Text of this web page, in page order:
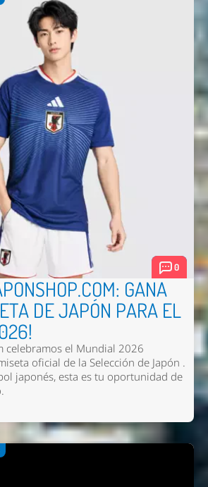
0
GANA
DE JAPÓN PARA EL
celebramos el Mundial 2026
oficial de la Selección de Japón .
japonés, esta es tu oportunidad de